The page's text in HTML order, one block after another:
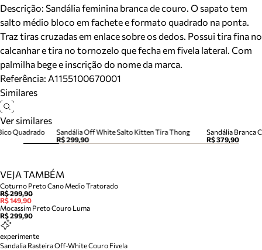
Descrição: Sandália feminina branca de couro. O sapato tem
salto médio bloco em fachete e formato quadrado na ponta.
Traz tiras cruzadas em enlace sobre os dedos. Possui tira fina no
calcanhar e tira no tornozelo que fecha em fivela lateral. Com
palmilha bege e inscrição do nome da marca.
Referência: A1155100670001
Similares
Ver similares
Sandália Off White Salto Kitten Tira Thong
R$ 299,90
Sandália Branca
R$ 379,90
Quadrado
VEJA TAMBÉM
Coturno Preto Cano Medio Tratorado
R$ 299,90
R$ 149,90
Mocassim Preto Couro Luma
R$ 299,90
experimente
Sandalia Rasteira Off-White Couro Fivela